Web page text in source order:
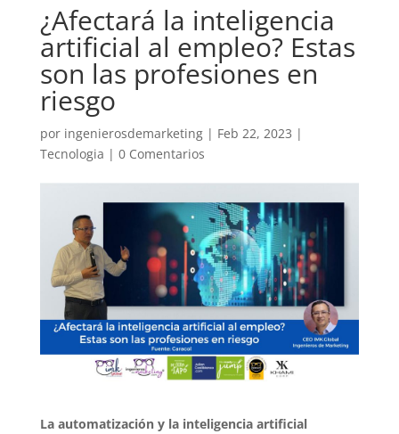
¿Afectará la inteligencia
artificial al empleo? Estas
son las profesiones en
riesgo
por ingenierosdemarketing| Feb 22, 2023 |
Tecnologia | 0 Comentarios
La automatización y la inteligencia artificial